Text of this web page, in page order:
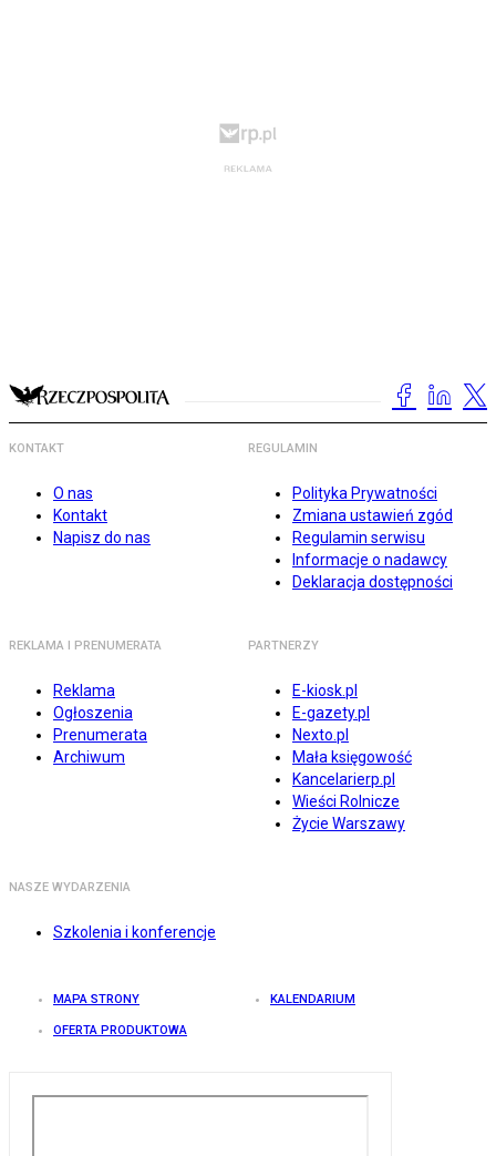
KONTAKT
O nas
Kontakt
Napisz do nas
REGULAMIN
Polityka Prywatności
Zmiana ustawień zgód
Regulamin serwisu
Informacje o nadawcy
Deklaracja dostępności
REKLAMA I PRENUMERATA
Reklama
Ogłoszenia
Prenumerata
Archiwum
PARTNERZY
E-kiosk.pl
E-gazety.pl
Nexto.pl
Mała księgowość
Kancelarierp.pl
Wieści Rolnicze
Życie Warszawy
NASZE WYDARZENIA
Szkolenia i konferencje
MAPA STRONY KALENDARIUM
OFERTA PRODUKTOWA